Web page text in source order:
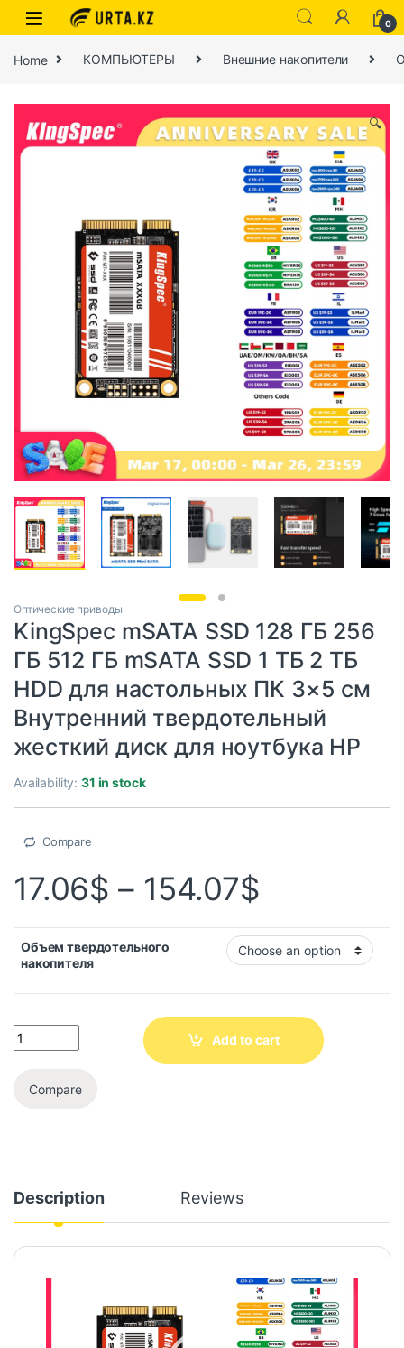
0
Home КОМПЬЮТЕРЫ Внешние накопители
🔍
Оптические приводы
KingSpec mSATA SSD 128 ГБ 256
ГБ 512 ГБ mSATA SSD 1 ТБ 2 ТБ
HDD для настольных ПК 3×5 см
Внутренний твердотельный
жесткий диск для ноутбука HP
Availability:31 in stock
Compare
17.06$ – 154.07$
Объем твердотельного
накопителя
Add to cart
Compare
Description Reviews